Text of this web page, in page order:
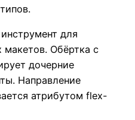
для
макетов. Обёртка с
дочерние
Направление
атрибутом flex-